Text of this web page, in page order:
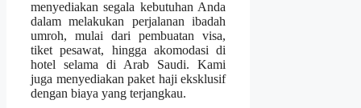
menyediakan segala kebutuhan Anda
dalam melakukan perjalanan ibadah
umroh, mulai dari pembuatan visa,
tiket pesawat, hingga akomodasi di
hotel selama di Arab Saudi. Kami
juga menyediakan paket haji eksklusif
dengan biaya yang terjangkau.